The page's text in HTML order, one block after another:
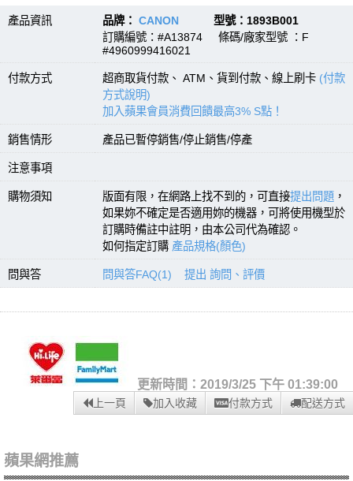
產品資訊 品牌： CANON 型號：1893B001
訂購編號：#A13874 條碼/廠家型號 ：F
#4960999416021
付款方式 超商取貨付款、 ATM、貨到付款、線上刷卡 (付款
方式說明)
加入蘋果會員消費回饋最高3% S點！
銷售情形 產品已暫停銷售/停止銷售/停產
注意事項
購物須知 版面有限，在網路上找不到的，可直接提出問題 ，
如果妳不確定是否適用妳的機器，可將使用機型於
訂購時備註中註明，由本公司代為確認。
如何指定訂購 產品規格(顏色)
問與答 問與答FAQ(1) 提出 詢問、評價
更新時間：2019/3/25 下午 01:39:00
上一頁 加入收藏 付款方式 配送方式
蘋果網推薦